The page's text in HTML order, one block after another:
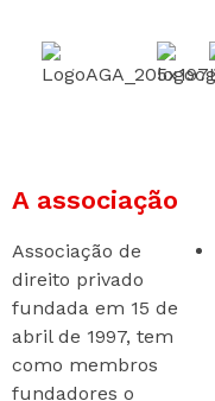
A associação
Associação de
direito privado
fundada em 15 de
abril de 1997, tem
como membros
fundadores o